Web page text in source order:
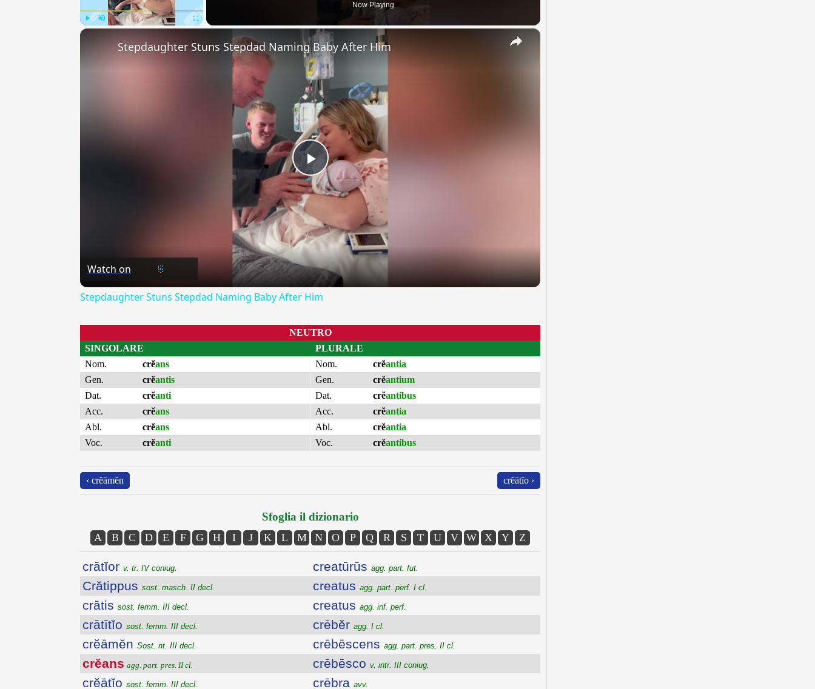
Now Playing
×
Play
Video
Stepdaughter Stuns Stepdad Naming Baby After Him
Watch on
Stepdaughter Stuns Stepdad Naming Baby After Him
NEUTRO
SINGOLARE
Nom.
crĕans
Gen.
crĕantis
Dat.
crĕanti
Acc.
crĕans
Abl.
crĕans
Voc.
crĕanti
PLURALE
Nom.
crĕantia
Gen.
crĕantium
Dat.
crĕantibus
Acc.
crĕantia
Abl.
crĕantia
Voc.
crĕantibus
‹ crĕāmĕn crĕātĭo ›
Sfoglia il dizionario
A B C D E F G H I J K L M N O P Q R S T U V W X Y Z
crātĭor v. tr. IV coniug.
Crătippus sost. masch. II decl.
crātis sost. femm. III decl.
crātītĭo sost. femm. III decl.
crĕāmĕn Sost. nt. III decl.
crĕans agg. part. pres. II cl.
crĕātĭo sost. femm. III decl.
creatūrūs agg. part. fut.
creatus agg. part. perf. I cl.
creatus agg. inf. perf.
crēbĕr agg. I cl.
crēbēscens agg. part. pres. II cl.
crēbēsco v. intr. III coniug.
crēbra avv.